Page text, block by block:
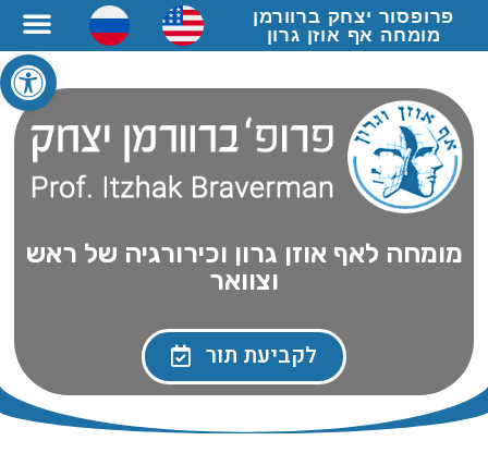
פרופסור יצחק ברוורמן
מומחה אף אוזן גרון
מומחה לאף אוזן גרון וכירורגיה של ראש
וצוואר
לקביעת תור
פתח